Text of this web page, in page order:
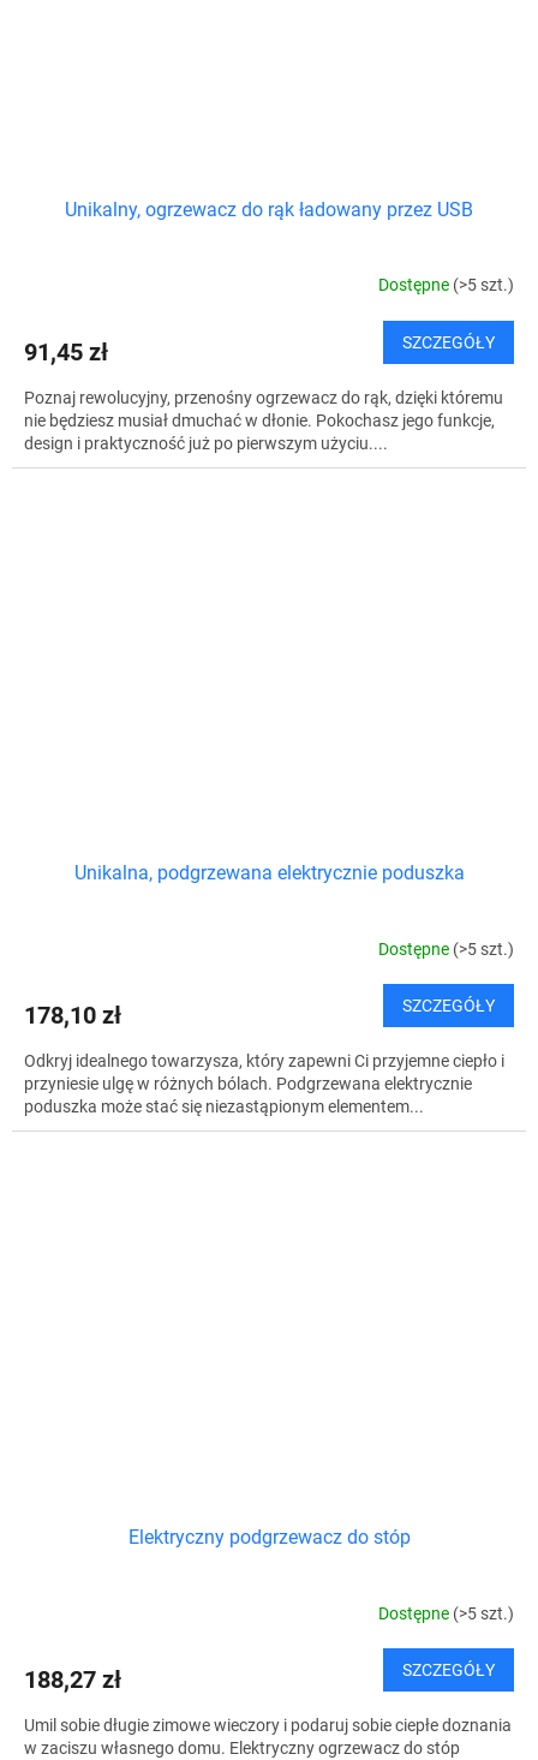
Unikalny, ogrzewacz do rąk ładowany przez USB
Dostępne (>5 szt.)
91,45 zł SZCZEGÓŁY
Poznaj rewolucyjny, przenośny ogrzewacz do rąk, dzięki któremu
nie będziesz musiał dmuchać w dłonie. Pokochasz jego funkcje,
design i praktyczność już po pierwszym użyciu....
Unikalna, podgrzewana elektrycznie poduszka
Dostępne (>5 szt.)
178,10 zł SZCZEGÓŁY
Odkryj idealnego towarzysza, który zapewni Ci przyjemne ciepło i
przyniesie ulgę w różnych bólach. Podgrzewana elektrycznie
poduszka może stać się niezastąpionym elementem...
Elektryczny podgrzewacz do stóp
Dostępne (>5 szt.)
188,27 zł SZCZEGÓŁY
Umil sobie długie zimowe wieczory i podaruj sobie ciepłe doznania
w zaciszu własnego domu. Elektryczny ogrzewacz do stóp